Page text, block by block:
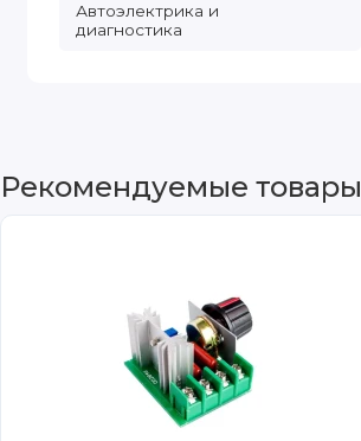
Автоэлектрика и
диагностика
Рекомендуемые товары